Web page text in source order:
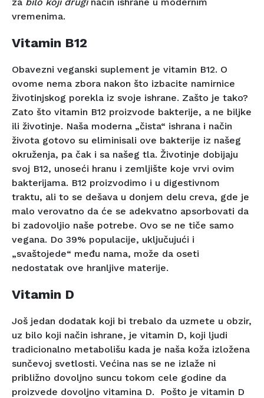
vremenima.
Vitamin B12
Obavezni veganski suplement je vitamin B12. O
ovome nema zbora nakon što izbacite namirnice
životinjskog porekla iz svoje ishrane. Zašto je tako?
Zato što vitamin B12 proizvode bakterije, a ne biljke
ili životinje. Naša moderna „čista“ ishrana i način
života gotovo su eliminisali ove bakterije iz našeg
okruženja, pa čak i sa našeg tla. Životinje dobijaju
svoj B12, unoseći hranu i zemljište koje vrvi ovim
bakterijama. B12 proizvodimo i u digestivnom
traktu, ali to se dešava u donjem delu creva, gde je
malo verovatno da će se adekvatno apsorbovati da
bi zadovoljio naše potrebe. Ovo se ne tiče samo
vegana. Do 39% populacije, uključujući i
„svaštojede“ među nama, može da oseti
nedostatak ove hranljive materije.
Vitamin D
Još jedan dodatak koji bi trebalo da uzmete u obzir,
uz bilo koji način ishrane, je vitamin D, koji ljudi
tradicionalno metabolišu kada je naša koža izložena
sunčevoj svetlosti. Većina nas se ne izlaže ni
približno dovoljno suncu tokom cele godine da
proizvede dovoljno vitamina D. Pošto je vitamin D